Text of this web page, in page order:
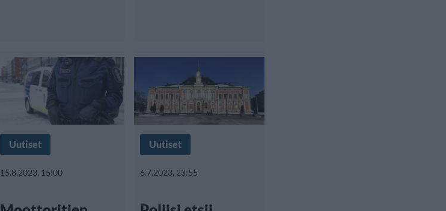
Uutiset
15.8.2023, 15:00
Uutiset
6.7.2023, 23:55